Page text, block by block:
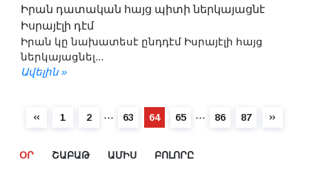
Իրան դատական հայց պիտի ներկայացնէ
Իսրայէլի դէմ
Իրան կը նախատեսէ ընդդէմ Իսրայէլի հայց
ներկայացնել...
Ավելին »
1 2 ⋯ 63 64 65 ⋯ 86 87
ՕՐ ՇԱԲԱԹ ԱՄԻՍ ԲՈԼՈՐԸ